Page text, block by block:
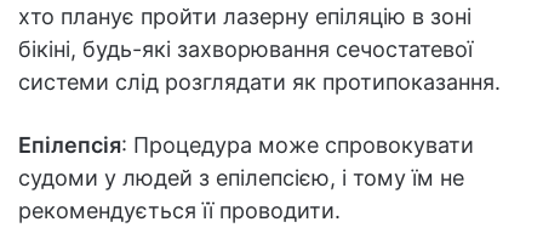
хто планує пройти лазерну епіляцію в зоні
бікіні, будь-які захворювання сечостатевої
системи слід розглядати як протипоказання.
Епілепсія: Процедура може спровокувати
судоми у людей з епілепсією, і тому їм не
рекомендується її проводити.